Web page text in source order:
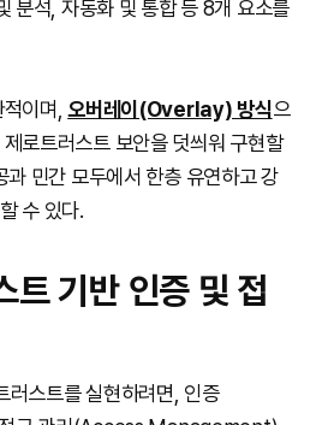
분석, 자동화 및 통합 등 8개 요소를
적이며,오버레이(Overlay) 방식으
로트러스트 보안을 덧씌워 구현할
과 민간 모두에서 한층 유연하고 강
수 있다.
트 기반 인증 및 접
러스트를 실현하려면, 인증